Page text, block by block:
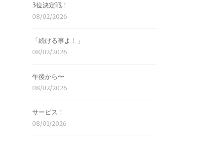
3位決定戦！
08/02/2026
「続ける事よ！」
08/02/2026
午後から〜
08/02/2026
サービス！
08/01/2026